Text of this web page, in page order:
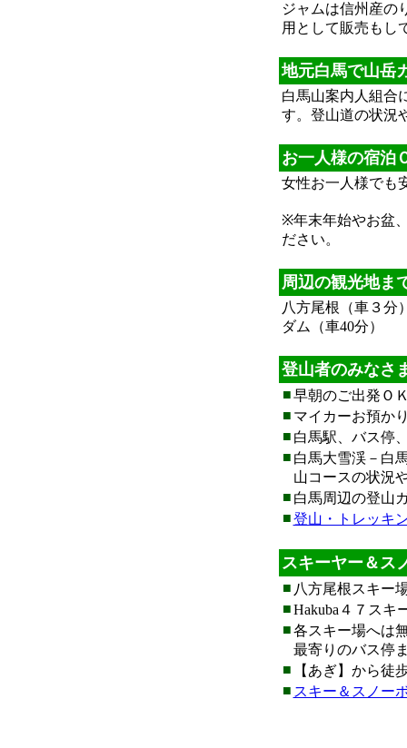
ジャムは信州産の
用として販売もし
地元白馬で山岳
白馬山案内人組合
す。登山道の状況
お一人様の宿泊
女性お一人様でも
※年末年始やお盆
ださい。
周辺の観光地ま
八方尾根（車３分
ダム（車40分）
登山者のみなさ
■早朝のご出発Ｏ
■ マイカーお預か
■ 白馬駅、バス停
■ 白馬大雪渓－白
山コースの状況
■ 白馬周辺の登山
■登山・トレッキ
スキーヤー＆ス
■ 八方尾根スキー
■Hakuba４７スキ
■各スキー場へは
最寄りのバス停
■
【あぎ】から徒
■ スキー＆スノー